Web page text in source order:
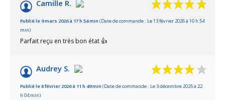
Camille R.
Publié le 9 mars 2026 à 17 h 54 min (Date de commande : Le 13 février 2026 à 10 h 54
min)
Parfait reçu en très bon état 👍
Audrey S.
Publié le 8 février 2026 à 11 h 49 min (Date de commande : Le 3 décembre 2025 à 22
h 04 min)